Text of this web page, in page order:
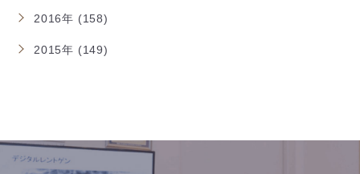
2016年 (158)
2015年 (149)